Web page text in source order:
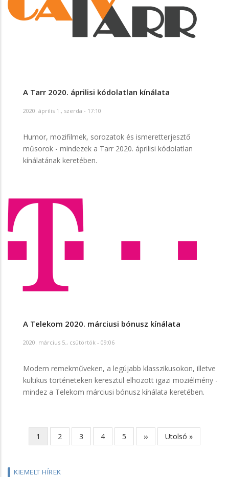
A Tarr 2020. áprilisi kódolatlan kínálata
2020. április 1., szerda - 17:10
Humor, mozifilmek, sorozatok és ismeretterjesztő
műsorok - mindezek a Tarr 2020. áprilisi kódolatlan
kínálatának keretében.
A Telekom 2020. márciusi bónusz kínálata
2020. március 5., csütörtök - 09:06
Modern remekműveken, a legújabb klasszikusokon, illetve
kultikus történeteken keresztül elhozott igazi moziélmény -
mindez a Telekom márciusi bónusz kínálata keretében.
Oldalszámozás
Jelenlegi
oldal
1 Page
2 Page
3 Page
4 Page
5
Következő
oldal
››
Utolsó
oldal
Utolsó »
KIEMELT HÍREK